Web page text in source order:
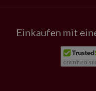
Einkaufen mit